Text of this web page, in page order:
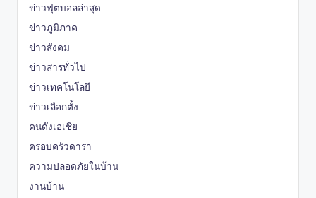
ข่าวฟุตบอลล่าสุด
ข่าวภูมิภาค
ข่าวสังคม
ข่าวสารทั่วไป
ข่าวเทคโนโลยี
ข่าวเลือกตั้ง
คนดังเอเชีย
ครอบครัวดารา
ความปลอดภัยในบ้าน
งานบ้าน